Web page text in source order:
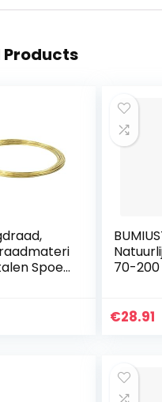
Products
Spoel,
70-
grootte
€28.91